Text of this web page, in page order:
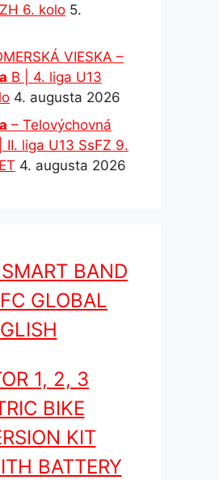
6. kolo 5.
VIESKA –
B | 4. liga U13
4. augusta 2026
– Telovýchovná
liga U13 SsFZ 9.
4. augusta 2026
BAND
GLOBAL
1, 2, 3
BIKE
KIT
BATTERY